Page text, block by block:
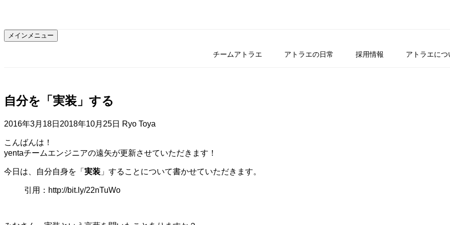
テ
ン
ッ
プ
メインメニュー
チームアトラエ アトラエの日常 採用情報 アトラエにつ
自分を「実装」する
2016年3月18日 2018年10月25日 Ryo Toya
こんばんは！
yentaチームエンジニアの遠矢が更新させていただきます！
今日は、自分自身を「 実装 」することについて書かせていただきます。
引用：http://bit.ly/22nTuWo